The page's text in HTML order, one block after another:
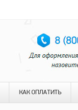
КАК ОПЛАТИТЬ